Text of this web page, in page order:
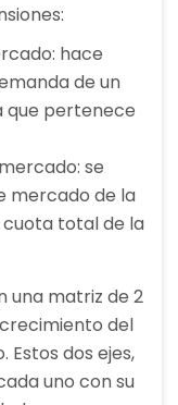
hace
de un
que pertenece
se
mercado de la
total de la
una matriz de 2
del
dos ejes,
uno con su